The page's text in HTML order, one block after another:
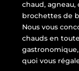
chaud,
brochettes de
Nous vous
chauds en
quoi vous